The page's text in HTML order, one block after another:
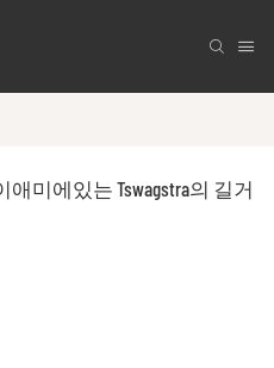
미에있는 Tswagstra의 길거